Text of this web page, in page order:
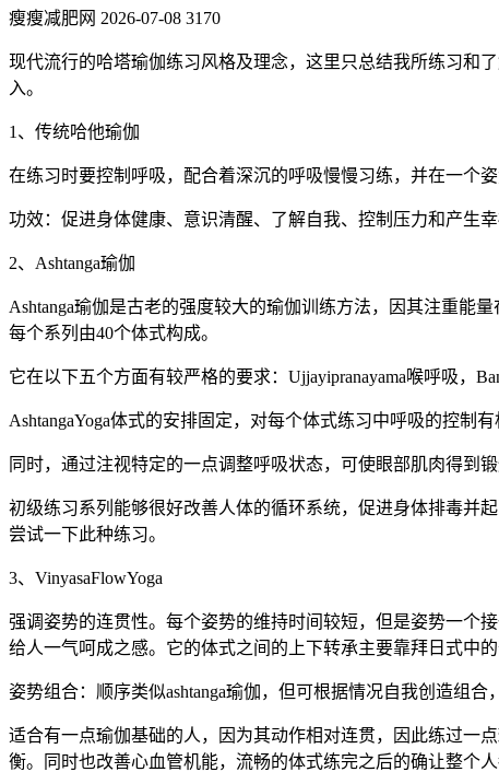
瘦瘦减肥网 2026-07-08 3170
现代流行的哈塔瑜伽练习风格及理念，这里只总结我所练习和
入。
1、传统哈他瑜伽
在练习时要控制呼吸，配合着深沉的呼吸慢慢习练，并在一个姿
功效：促进身体健康、意识清醒、了解自我、控制压力和产生幸
2、Ashtanga瑜伽
Ashtanga瑜伽是古老的强度较大的瑜伽训练方法，因其注重能
每个系列由40个体式构成。
它在以下五个方面有较严格的要求：Ujjayipranayama喉呼吸，
AshtangaYoga体式的安排固定，对每个体式练习中呼吸的控制
同时，通过注视特定的一点调整呼吸状态，可使眼部肌肉得到
初级练习系列能够很好改善人体的循环系统，促进身体排毒并
尝试一下此种练习。
3、VinyasaFlowYoga
强调姿势的连贯性。每个姿势的维持时间较短，但是姿势一个
给人一气呵成之感。它的体式之间的上下转承主要靠拜日式中
姿势组合：顺序类似ashtanga瑜伽，但可根据情况自我创造组
适合有一点瑜伽基础的人，因为其动作相对连贯，因此练过一
衡。同时也改善心血管机能，流畅的体式练完之后的确让整个人